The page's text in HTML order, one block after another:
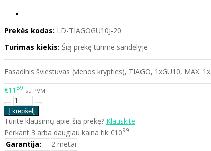
Prekės kodas: LD-TIAGOGU10J-20
Turimas kiekis: Šią prekę turime sandėlyje
Fasadinis šviestuvas (vienos krypties), TIAGO, 1xGU10, MAX.
€11 89 su PVM
Turite klausimų apie šią prekę? Klauskite
Perkant 3 arba daugiau kaina tik €1099
Garantija:
2 metai